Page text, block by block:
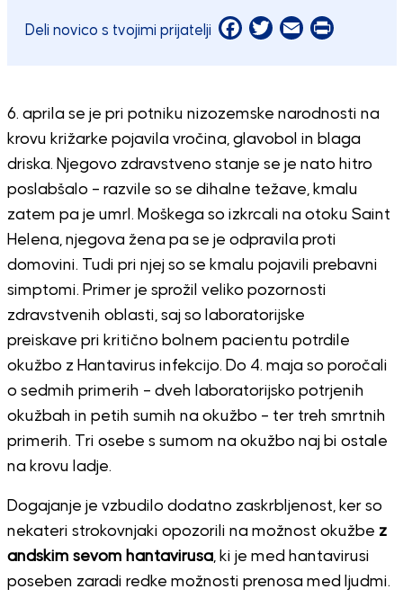
Deli novico s tvojimi prijatelji Facebook
Twitter
EmailPrint
6. aprila se je pri potniku nizozemske narodnosti na
krovu križarke pojavila vročina, glavobol in blaga
driska. Njegovo zdravstveno stanje se je nato hitro
poslabšalo – razvile so se dihalne težave, kmalu
zatem pa je umrl. Moškega so izkrcali na otoku Saint
Helena, njegova žena pa se je odpravila proti
domovini. Tudi pri njej so se kmalu pojavili prebavni
simptomi. Primer je sprožil veliko pozornosti
zdravstvenih oblasti, saj so laboratorijske
preiskave pri kritično bolnem pacientu potrdile
okužbo z Hantavirus infekcijo. Do 4. maja so poročali
o sedmih primerih – dveh laboratorijsko potrjenih
okužbah in petih sumih na okužbo – ter treh smrtnih
primerih. Tri osebe s sumom na okužbo naj bi ostale
na krovu ladje.
Dogajanje je vzbudilo dodatno zaskrbljenost, ker so
nekateri strokovnjaki opozorili na možnost okužbe z
andskim sevom hantavirusa, ki je med hantavirusi
poseben zaradi redke možnosti prenosa med ljudmi.